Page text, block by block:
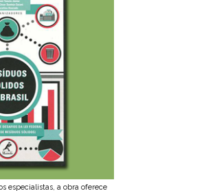
especialistas, a obra oferece